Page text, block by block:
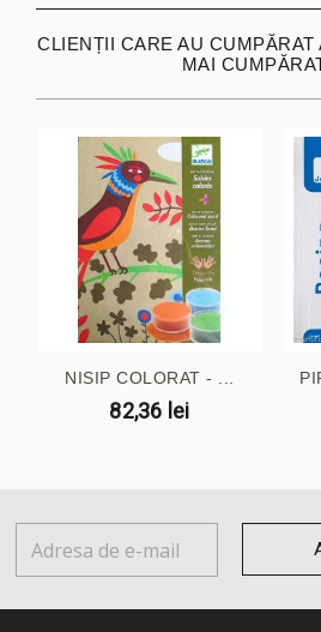
CLIENȚII CARE AU CUMPĂRAT
MAI
NISIP COLORAT - ...
82,36 lei